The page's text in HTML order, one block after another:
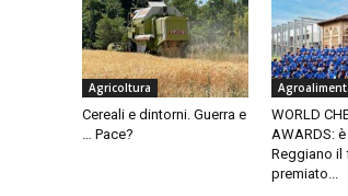
Agricoltura
Cereali e dintorni. Guerra e
… Pace?
WORLD
AWARDS:
Reggiano il
premiato...